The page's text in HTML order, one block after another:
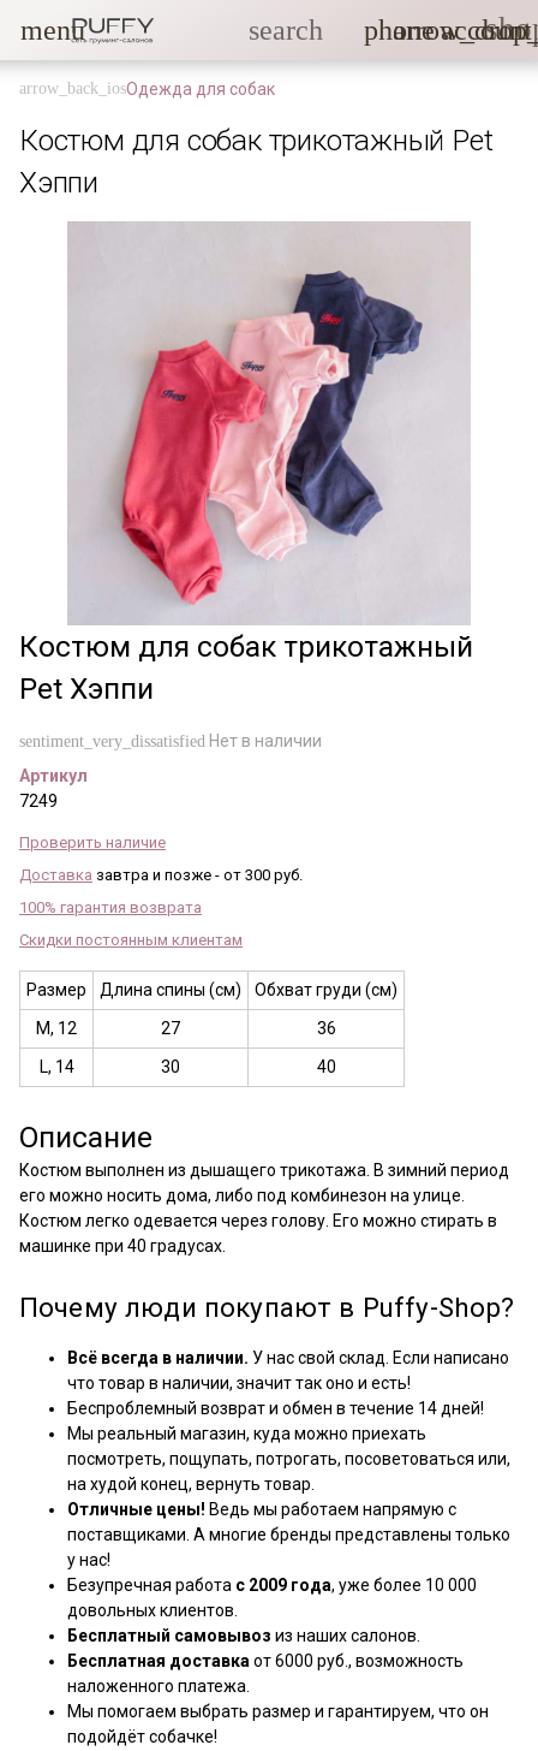
menu search phone
Одежда для собак
Костюм для собак трикотажный Pet
Хэппи
Костюм для собак трикотажный
Pet Хэппи
sentiment_very_dissatisfied Нет в наличии
Артикул
7249
Проверить наличие
Доставка завтра и позже - от 300 руб.
100% гарантия возврата
Скидки постоянным клиентам
Размер Длина спины (см)
Обхват груди (см)
M, 12
27
36
L, 14
30 40
Описание
Костюм выполнен из дышащего трикотажа. В зимний период
его можно носить дома, либо под комбинезон на улице.
Костюм легко одевается через голову. Его можно стирать в
машинке при 40 градусах.
Почему люди покупают в Puffy-Shop?
Всё всегда в наличии. У нас свой склад. Если написано
что товар в наличии, значит так оно и есть!
Беспроблемный возврат и обмен в течение 14 дней!
Мы реальный магазин, куда можно приехать
посмотреть, пощупать, потрогать, посоветоваться или,
на худой конец, вернуть товар.
Отличные цены! Ведь мы работаем напрямую с
поставщиками. А многие бренды представлены только
у нас!
Безупречная работа с 2009 года, уже более 10 000
довольных клиентов.
Бесплатный самовывоз из наших салонов.
Бесплатная доставка от 6000 руб., возможность
наложенного платежа.
Мы помогаем выбрать размер и гарантируем, что он
подойдёт собачке!